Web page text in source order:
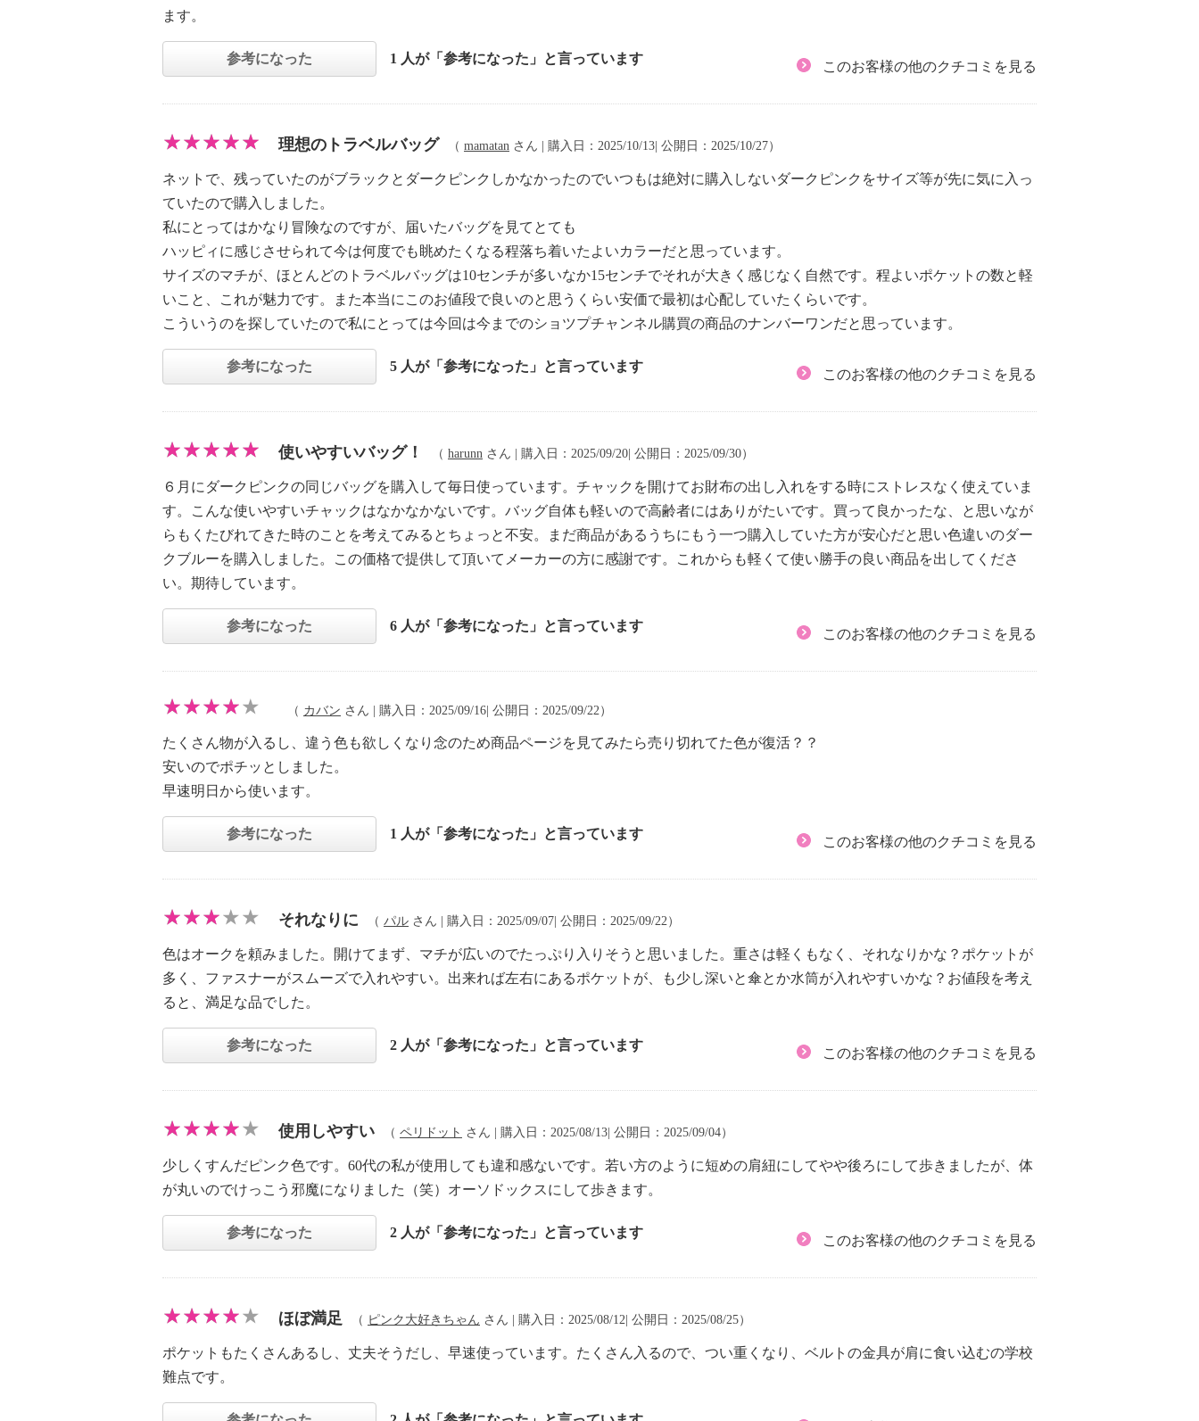
ます。
参考になった 1 人が「参考になった」と言っています
このお客様の他のクチコミを見る
理想のトラベルバッグ （ mamatan さん | 購入日：2025/10/13| 公開日：2025/10/27）
ネットで、残っていたのがブラックとダークピンクしかなかったのでいつもは絶対に購入しないダークピンクをサイズ等が先に気に入っ
ていたので購入しました。
私にとってはかなり冒険なのですが、届いたバッグを見てとても
ハッピィに感じさせられて今は何度でも眺めたくなる程落ち着いたよいカラーだと思っています。
サイズのマチが、ほとんどのトラベルバッグは10センチが多いなか15センチでそれが大きく感じなく自然です。程よいポケットの数と軽
いこと、これが魅力です。また本当にこのお値段で良いのと思うくらい安価で最初は心配していたくらいです。
こういうのを探していたので私にとっては今回は今までのショツプチャンネル購買の商品のナンバーワンだと思っています。
参考になった 5 人が「参考になった」と言っています
このお客様の他のクチコミを見る
使いやすいバッグ！ （ harunn さん | 購入日：2025/09/20| 公開日：2025/09/30）
６月にダークピンクの同じバッグを購入して毎日使っています。チャックを開けてお財布の出し入れをする時にストレスなく使えていま
す。こんな使いやすいチャックはなかなかないです。バッグ自体も軽いので高齢者にはありがたいです。買って良かったな、と思いなが
らもくたびれてきた時のことを考えてみるとちょっと不安。まだ商品があるうちにもう一つ購入していた方が安心だと思い色違いのダー
クブルーを購入しました。この価格で提供して頂いてメーカーの方に感謝です。これからも軽くて使い勝手の良い商品を出してくださ
い。期待しています。
参考になった 6 人が「参考になった」と言っています
このお客様の他のクチコミを見る
（ カバン さん | 購入日：2025/09/16| 公開日：2025/09/22）
たくさん物が入るし、違う色も欲しくなり念のため商品ページを見てみたら売り切れてた色が復活？？
安いのでポチッとしました。
早速明日から使います。
参考になった 1 人が「参考になった」と言っています
このお客様の他のクチコミを見る
それなりに （ パル さん | 購入日：2025/09/07| 公開日：2025/09/22）
色はオークを頼みました。開けてまず、マチが広いのでたっぷり入りそうと思いました。重さは軽くもなく、それなりかな？ポケットが
多く、ファスナーがスムーズで入れやすい。出来れば左右にあるポケットが、も少し深いと傘とか水筒が入れやすいかな？お値段を考え
ると、満足な品でした。
参考になった 2 人が「参考になった」と言っています
このお客様の他のクチコミを見る
使用しやすい （ ペリドット さん | 購入日：2025/08/13| 公開日：2025/09/04）
少しくすんだピンク色です。60代の私が使用しても違和感ないです。若い方のように短めの肩紐にしてやや後ろにして歩きましたが、体
が丸いのでけっこう邪魔になりました（笑）オーソドックスにして歩きます。
参考になった 2 人が「参考になった」と言っています
このお客様の他のクチコミを見る
ほぼ満足 （ ピンク大好きちゃん さん | 購入日：2025/08/12| 公開日：2025/08/25）
ポケットもたくさんあるし、丈夫そうだし、早速使っています。たくさん入るので、つい重くなり、ベルトの金具が肩に食い込むの学校
難点です。